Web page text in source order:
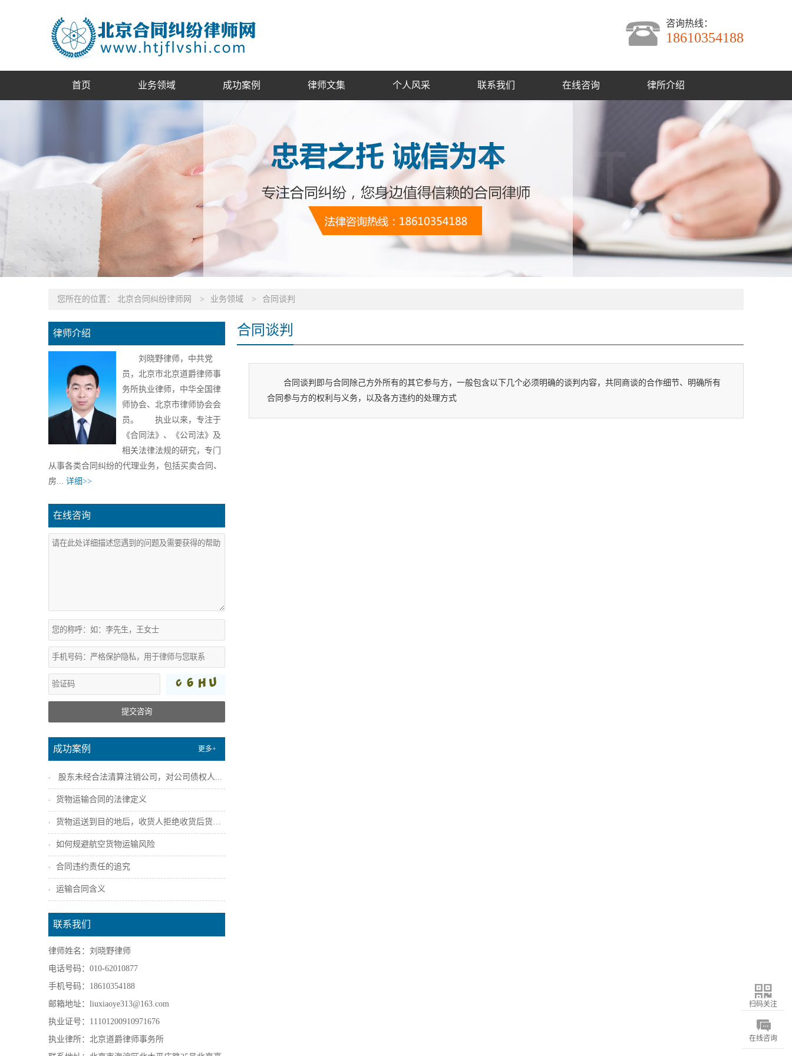
咨询热线：
18610354188
首页 业务领域 成功案例 律师文集 个人风采 联系我们 在线咨询 律所介绍
您所在的位置： 北京合同纠纷律师网 > 业务领域 > 合同谈判
律师介绍
刘晓野律师，中共党
员，北京市北京道爵律师事
务所执业律师，中华全国律
师协会、北京市律师协会会
员。 执业以来，专注于
《合同法》、《公司法》及
相关法律法规的研究，专门
从事各类合同纠纷的代理业务，包括买卖合同、
房... 详细>>
在线咨询
提交咨询
成功案例 更多+
股东未经合法清算注销公司，对公司债权人...
货物运输合同的法律定义
货物运送到目的地后，收货人拒绝收货后货主...
如何规避航空货物运输风险
合同违约责任的追究
运输合同含义
联系我们
律师姓名：刘晓野律师
电话号码：010-62010877
手机号码：18610354188
邮箱地址：liuxiaoye313@163.com
执业证号：11101200910971676
执业律所：北京道爵律师事务所
合同谈判
合同谈判即与合同除己方外所有的其它参与方，一般包含以下几个必须明确的谈判内容，共同商谈的合作细节、明确所有
合同参与方的权利与义务，以及各方违约的处理方式
扫码关注
在线咨询